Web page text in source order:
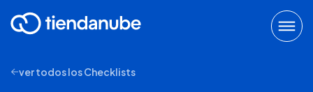
ver todos los Checklists